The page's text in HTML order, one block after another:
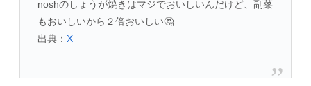
noshのしょうが焼きはマジでおいしいんだけど、副菜
もおいしいから２倍おいしい🤔
出典： X